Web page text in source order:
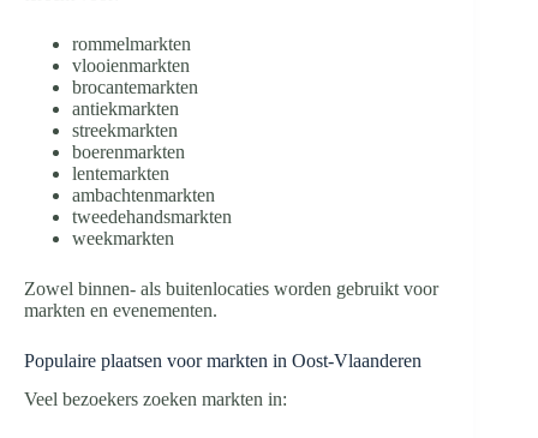
rommelmarkten
vlooienmarkten
brocantemarkten
antiekmarkten
streekmarkten
boerenmarkten
lentemarkten
ambachtenmarkten
tweedehandsmarkten
weekmarkten
Zowel binnen- als buitenlocaties worden gebruikt voor
markten en evenementen.
Populaire plaatsen voor markten in Oost-Vlaanderen
Veel bezoekers zoeken markten in: